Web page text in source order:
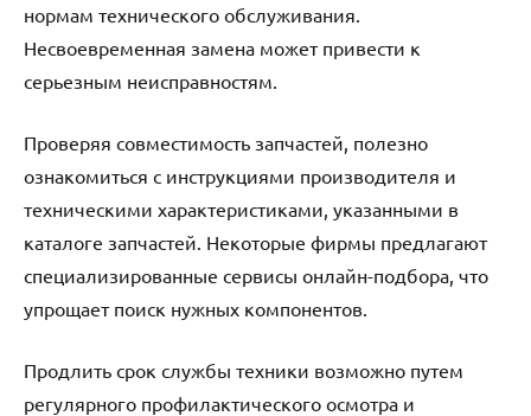
нормам технического обслуживания.
Несвоевременная замена может привести к
серьезным неисправностям.
Проверяя совместимость запчастей, полезно
ознакомиться с инструкциями производителя и
техническими характеристиками, указанными в
каталоге запчастей. Некоторые фирмы предлагают
специализированные сервисы онлайн-подбора, что
упрощает поиск нужных компонентов.
Продлить срок службы техники возможно путем
регулярного профилактического осмотра и